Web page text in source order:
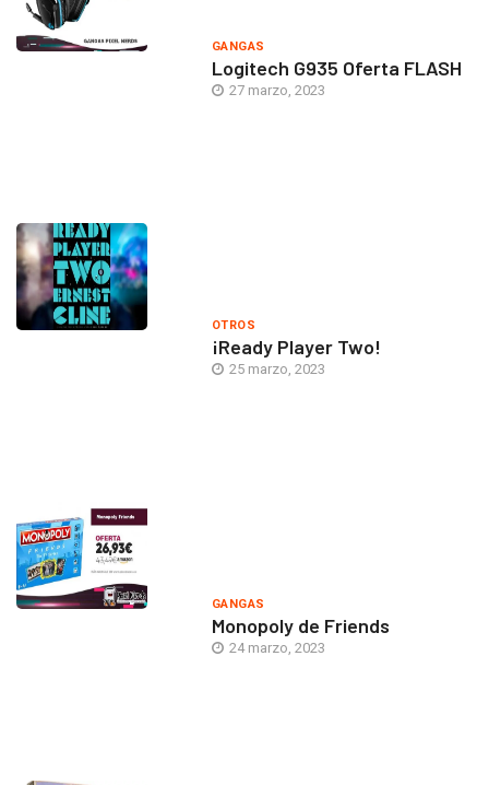
GANGAS
Logitech G935 Oferta FLASH
27 marzo, 2023
OTROS
¡Ready Player Two!
25 marzo, 2023
GANGAS
Monopoly de Friends
24 marzo, 2023